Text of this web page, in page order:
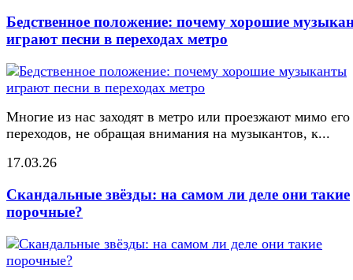
Бедственное положение: почему хорошие
играют песни в переходах метро
Многие из нас заходят в метро или проезжают мимо его
переходов, не обращая внимания на музыкантов, к...
17.03.26
Скандальные звёзды: на самом ли деле они такие
порочные?